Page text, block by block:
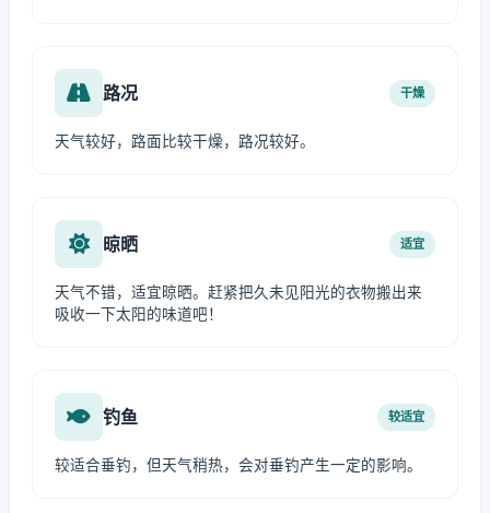
路况 干燥
天气较好，路面比较干燥，路况较好。
晾晒 适宜
天气不错，适宜晾晒。赶紧把久未见阳光的衣物搬出来
吸收一下太阳的味道吧！
钓鱼 较适宜
较适合垂钓，但天气稍热，会对垂钓产生一定的影响。